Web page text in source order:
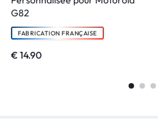
G82
FABRICATION FRANÇAISE
€14.90